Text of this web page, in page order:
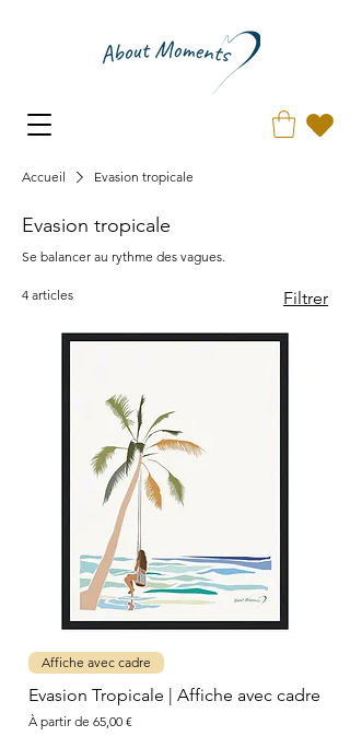
Accueil Evasion tropicale
Evasion tropicale
Se balancer au rythme des vagues.
4 articles Filtrer
Affiche avec cadre
Evasion Tropicale | Affiche avec cadre
À partir de 65,00 €
Prix promotionnel